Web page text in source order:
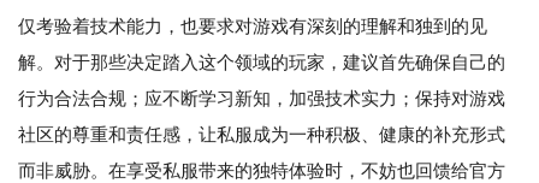
仅考验着技术能力，也要求对游戏有深刻的理解和独到的见
解。对于那些决定踏入这个领域的玩家，建议首先确保自己的
行为合法合规；应不断学习新知，加强技术实力；保持对游戏
社区的尊重和责任感，让私服成为一种积极、健康的补充形式
而非威胁。在享受私服带来的独特体验时，不妨也回馈给官方